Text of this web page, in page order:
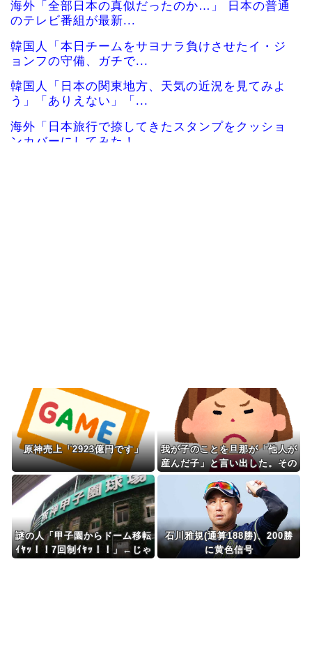
海外「全部日本の真似だったのか…」 日本の普通
のテレビ番組が最新...
韓国人「本日チームをサヨナラ負けさせたイ・ジ
ョンフの守備、ガチで...
韓国人「日本の関東地方、天気の近況を見てみよ
う」「ありえない」「...
海外「日本旅行で捺してきたスタンプをクッショ
ンカバーにしてみた！...
Powered by livedoor 相互RSS
原神売上「2923億円です」
我が子のことを旦那が「他人が
産んだ子」と言い出した。その
理由がとんでもない。
謎の人「甲子園からドーム移転
ｲﾔｯ！！7回制ｲﾔｯ！！」←じゃ
石川雅規(通算188勝)、200勝
に黄色信号